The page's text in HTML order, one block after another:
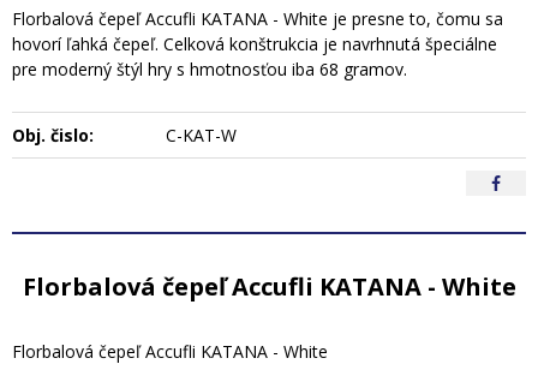
Florbalová čepeľ Accufli KATANA - White je presne to, čomu sa
hovorí ľahká čepeľ. Celková konštrukcia je navrhnutá špeciálne
pre moderný štýl hry s hmotnosťou iba 68 gramov.
Obj. čislo: C-KAT-W
Florbalová čepeľ Accufli KATANA - White
Florbalová čepeľ Accufli KATANA - White